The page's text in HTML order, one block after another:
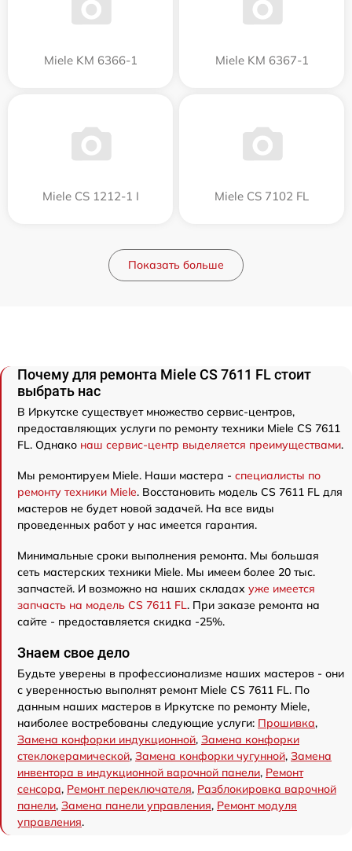
Miele KM 6366-1 Miele KM 6367-1
Miele CS 1212-1 I Miele CS 7102 FL
Показать больше
Почему для ремонта Miele CS 7611 FL стоит
выбрать нас
В Иркутске существует множество сервис-центров,
предоставляющих услуги по ремонту техники Miele CS 7611
FL. Однако наш сервис-центр выделяется преимуществами.
Мы ремонтируем Miele. Наши мастера - специалисты по
ремонту техники Miele. Восстановить модель CS 7611 FL для
мастеров не будет новой задачей. На все виды
проведенных работ у нас имеется гарантия.
Минимальные сроки выполнения ремонта. Мы большая
сеть мастерских техники Miele. Мы имеем более 20 тыс.
запчастей. И возможно на наших складах уже имеется
запчасть на модель CS 7611 FL. При заказе ремонта на
сайте - предоставляется скидка -25%.
Знаем свое дело
Будьте уверены в профессионализме наших мастеров - они
с уверенностью выполнят ремонт Miele CS 7611 FL. По
данным наших мастеров в Иркутске по ремонту Miele,
наиболее востребованы следующие услуги: Прошивка,
Замена конфорки индукционной, Замена конфорки
стеклокерамической, Замена конфорки чугунной, Замена
инвентора в индукционной варочной панели, Ремонт
сенсора, Ремонт переключателя, Разблокировка варочной
панели, Замена панели управления, Ремонт модуля
управления.